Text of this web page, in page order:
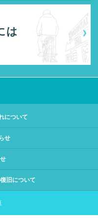
は
について
せ
旧について